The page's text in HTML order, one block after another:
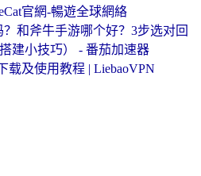
官網-暢遊全球網絡
和斧牛手游哪个好？3步选对回
建小技巧） - 番茄加速器
载及使用教程 | LiebaoVPN